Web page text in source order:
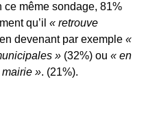
ce même sondage, 81%
qu’il « retrouve
devenant par exemple «
»(32%) ou « en
». (21%).